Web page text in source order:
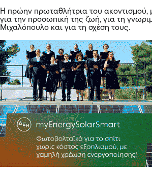
Η πρώην πρωταθλήτρια του ακοντισμού,
για την προσωπική της ζωή, για τη
Μιχαλόπουλο και για τη σχέση τους.